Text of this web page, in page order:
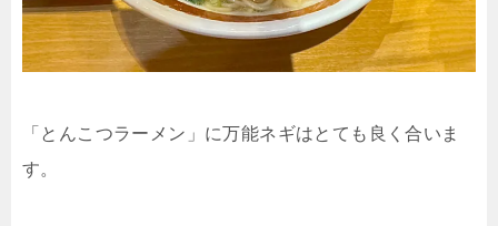
「とんこつラーメン」に万能ネギはとても良く合いま
す。